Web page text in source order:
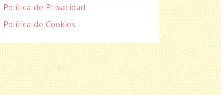
Política de Privacidad
Política de Cookies